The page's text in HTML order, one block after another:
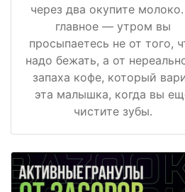
через два окупите
главное — утром вы
просыпаетесь не от того,
надо бежать, а от
запаха кофе, который
эта малышка, когда вы
чистите зубы.